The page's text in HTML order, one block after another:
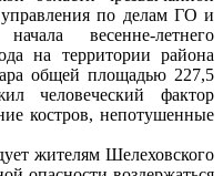
по делам ГО и
весенне-летнего
на территории района
общей площадью 227,5
человеческий фактор
костров, непотушенные
жителям Шелеховского